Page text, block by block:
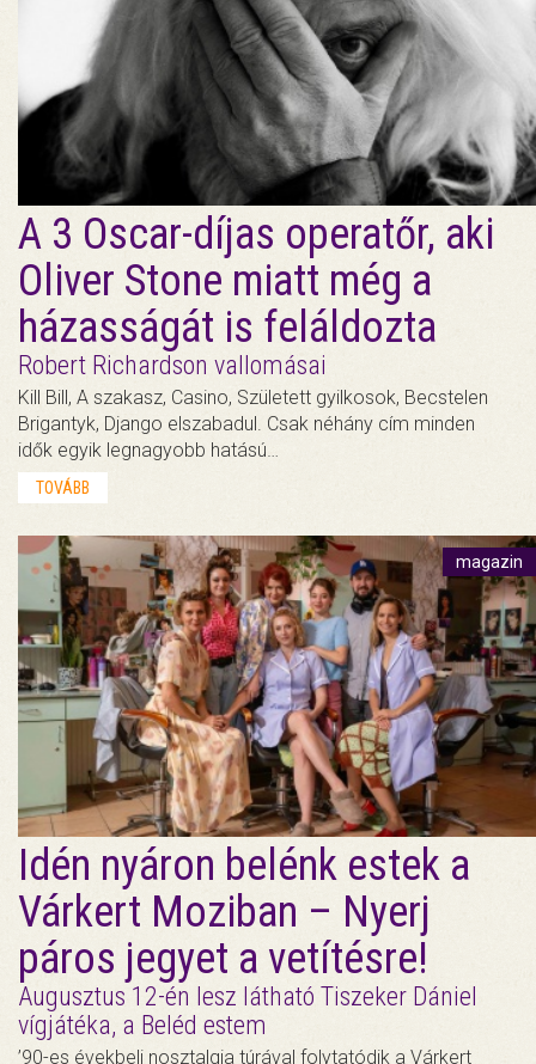
A 3 Oscar-díjas operatőr, aki
Oliver Stone miatt még a
házasságát is feláldozta
Robert Richardson vallomásai
Kill Bill, A szakasz, Casino, Született gyilkosok, Becstelen
Brigantyk, Django elszabadul. Csak néhány cím minden
idők egyik legnagyobb hatású…
TOVÁBB
magazin
Idén nyáron belénk estek a
Várkert Moziban – Nyerj
páros jegyet a vetítésre!
Augusztus 12-én lesz látható Tiszeker Dániel
vígjátéka, a Beléd estem
’90-es évekbeli nosztalgia túrával folytatódik a Várkert